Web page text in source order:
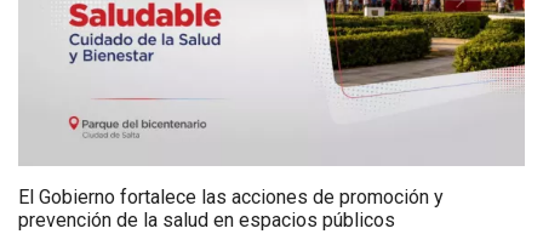
El Gobierno fortalece las acciones de promoción y
prevención de la salud en espacios públicos